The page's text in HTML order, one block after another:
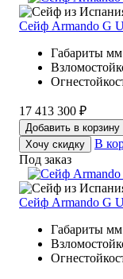
Сейф Armando G
Габариты
17 413 300 ₽
Добавить в корзину
Хочу скидку
В
Под заказ
Сейф Armando G
Габариты